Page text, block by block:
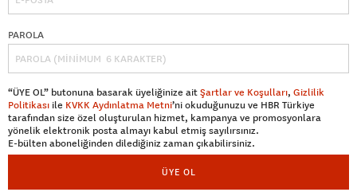
PAROLA
“ÜYE OL” butonuna basarak üyeliğinize aitŞartlar ve Koşulları, Gizlilik
Politikası ile KVKK Aydınlatma Metni’ni okuduğunuzu ve HBR Türkiye
tarafından size özel oluşturulan hizmet, kampanya ve promosyonlara
yönelik elektronik posta almayı kabul etmiş sayılırsınız.
E-bülten aboneliğinden dilediğiniz zaman çıkabilirsiniz.
ÜYE OL